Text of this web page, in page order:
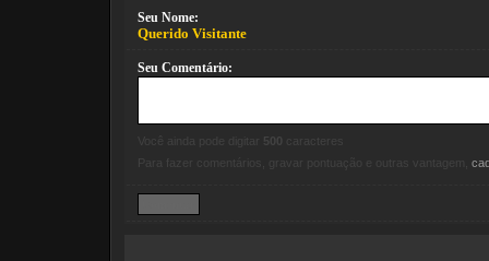
Seu Nome:
Querido Visitante
Seu Comentário:
500
Para fazer comentários, gravar pontuação e outras vantagem,